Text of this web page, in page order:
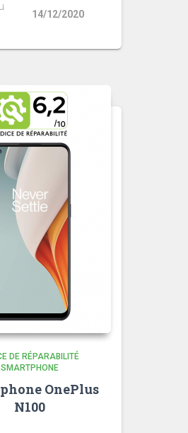
14/12/2020
DE RÉPARABILITÉ
SMARTPHONE
OnePlus
N100